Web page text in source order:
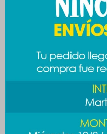
MEDIOS DE PAGO
Productos que